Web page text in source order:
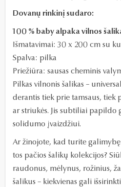
Dovanų rinkinį sudaro:
100 % baby alpaka vilnos
Išmatavimai: 30 x 200 cm su
Spalva: pilka
Priežiūra: sausas cheminis
Pilkas vilnonis šalikas –
derantis tiek prie tamsaus, tiek
ar striukės. Jis subtiliai papildo
solidumo įvaizdžiui.
Ar žinojote, kad turite galimybę
tos pačios šalikų kolekcijos?
raudonus, mėlynus, rožinius,
šalikus – kiekvienas gali